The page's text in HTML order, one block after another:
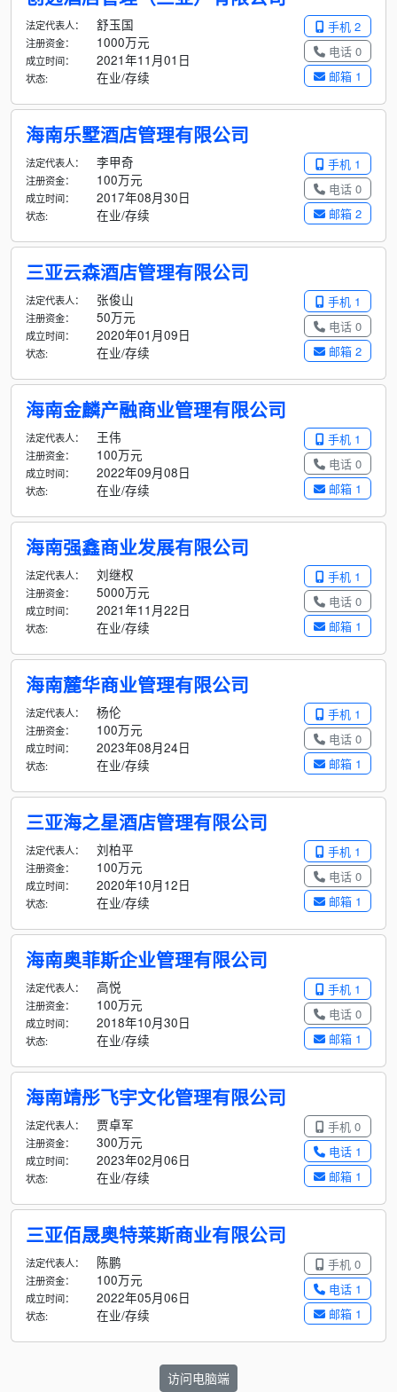
手机 2
电话 0
邮箱 1
法定代表人： 舒玉国
注册资金： 1000万元
成立时间： 2021年11月01日
状态: 在业/存续
海南乐墅酒店管理有限公司
手机 1
电话 0
邮箱 2
法定代表人： 李甲奇
注册资金： 100万元
成立时间： 2017年08月30日
状态: 在业/存续
三亚云森酒店管理有限公司
手机 1
电话 0
邮箱 2
法定代表人： 张俊山
注册资金： 50万元
成立时间： 2020年01月09日
状态: 在业/存续
海南金麟产融商业管理有限公司
手机 1
电话 0
邮箱 1
法定代表人： 王伟
注册资金： 100万元
成立时间： 2022年09月08日
状态: 在业/存续
海南强鑫商业发展有限公司
手机 1
电话 0
邮箱 1
法定代表人： 刘继权
注册资金： 5000万元
成立时间： 2021年11月22日
状态: 在业/存续
海南麓华商业管理有限公司
手机 1
电话 0
邮箱 1
法定代表人： 杨伦
注册资金： 100万元
成立时间： 2023年08月24日
状态: 在业/存续
三亚海之星酒店管理有限公司
手机 1
电话 0
邮箱 1
法定代表人： 刘柏平
注册资金： 100万元
成立时间： 2020年10月12日
状态: 在业/存续
海南奥菲斯企业管理有限公司
手机 1
电话 0
邮箱 1
法定代表人： 高悦
注册资金： 100万元
成立时间： 2018年10月30日
状态: 在业/存续
海南靖彤飞宇文化管理有限公司
手机 0
电话 1
邮箱 1
法定代表人： 贾卓军
注册资金： 300万元
成立时间： 2023年02月06日
状态: 在业/存续
三亚佰晟奥特莱斯商业有限公司
手机 0
电话 1
邮箱 1
法定代表人： 陈鹏
注册资金： 100万元
成立时间： 2022年05月06日
状态: 在业/存续
访问电脑端